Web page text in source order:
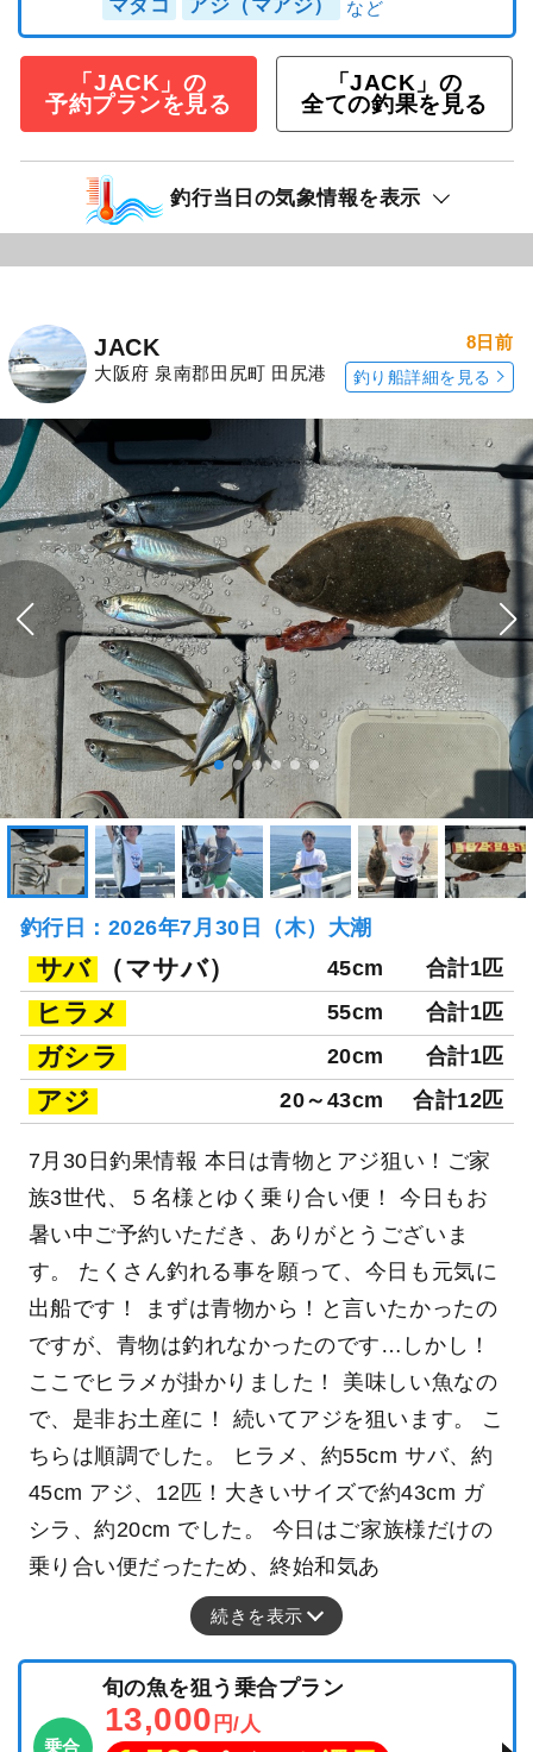
マダコ アジ（マアジ）
「JACK」の
予約プランを見る
「JACK」の
全ての釣果を見る
釣行当日の気象情報を表示
JACK
大阪府 泉南郡田尻町 田尻港
8日前
釣り船詳細を見る
釣行日：2026年7月30日（木）大潮
サバ （マサバ） 45cm 合計1匹
ヒラメ 55cm 合計1匹
ガシラ 20cm 合計1匹
アジ 20～43cm 合計12匹
7月30日釣果情報 本日は青物とアジ狙い！ご家
族3世代、５名様とゆく乗り合い便！ 今日もお
暑い中ご予約いただき、ありがとうございま
す。 たくさん釣れる事を願って、今日も元気に
出船です！ まずは青物から！と言いたかったの
ですが、青物は釣れなかったのです…しかし！
ここでヒラメが掛かりました！ 美味しい魚なの
で、是非お土産に！ 続いてアジを狙います。 こ
ちらは順調でした。 ヒラメ、約55cm サバ、約
45cm アジ、12匹！大きいサイズで約43cm ガ
シラ、約20cm でした。 今日はご家族様だけの
乗り合い便だったため、終始和気あ
続きを表示
乗合
旬の魚を狙う乗合プラン
13,000 円/人